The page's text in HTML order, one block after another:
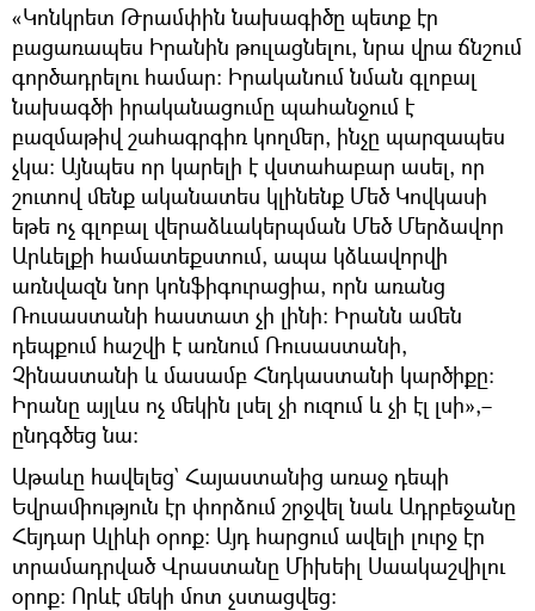
«Կոնկրետ Թրամփին նախագիծը պետք էր
բացառապես Իրանին թուլացնելու, նրա վրա ճնշում
գործադրելու համար։ Իրականում նման գլոբալ
նախագծի իրականացումը պահանջում է
բազմաթիվ շահագրգիռ կողմեր, ինչը պարզապես
չկա: Այնպես որ կարելի է վստահաբար ասել, որ
շուտով մենք ականատես կլինենք Մեծ Կովկասի
եթե ոչ գլոբալ վերաձևակերպման Մեծ Մերձավոր
Արևելքի համատեքստում, ապա կձևավորվի
առնվազն նոր կոնֆիգուրացիա, որն առանց
Ռուսաստանի հաստատ չի լինի։ Իրանն ամեն
դեպքում հաշվի է առնում Ռուսաստանի,
Չինաստանի և մասամբ Հնդկաստանի կարծիքը։
Իրանը այլևս ոչ մեկին լսել չի ուզում և չի էլ լսի»,–
ընդգծեց նա։
Աթաևը հավելեց` Հայաստանից առաջ դեպի
Եվրամիություն էր փորձում շրջվել նաև Ադրբեջանը
Հեյդար Ալիևի օրոք։ Այդ հարցում ավելի լուրջ էր
տրամադրված Վրաստանը Միխեիլ Սաակաշվիլու
օրոք։ Որևէ մեկի մոտ չստացվեց։